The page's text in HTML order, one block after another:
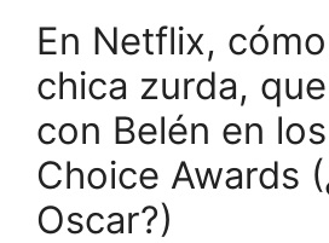
En Netflix,
chica zurda,
con Belén en
Choice Awards
Oscar?)